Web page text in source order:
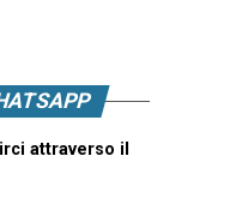
attraverso il